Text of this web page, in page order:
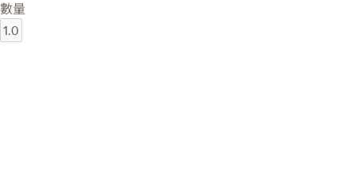
數量